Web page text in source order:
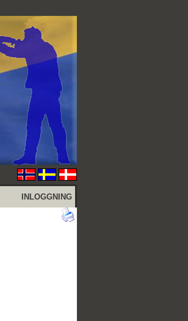
INLOGGNING